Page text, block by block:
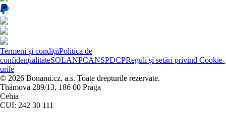
Termeni și condițiiPolitica de
confidențialitateSOLANPCANSPDCPReguli și setări privind Cookie-
urile
© 2026 Bonami.cz, a.s. Toate drepturile rezervate.
Thámova 289/13, 186 00 Praga
Cehia
CUI: 242 30 111